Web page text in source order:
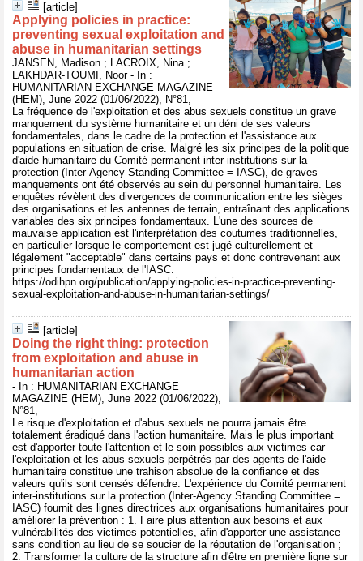
[article]
Applying policies in practice:
preventing sexual exploitation and
abuse in humanitarian settings
JANSEN, Madison ; LACROIX, Nina ;
LAKHDAR-TOUMI, Noor - In :
HUMANITARIAN EXCHANGE MAGAZINE
(HEM), June 2022 (01/06/2022), N°81,
La fréquence de l'exploitation et des abus sexuels constitue un grave
manquement du système humanitaire et un déni de ses valeurs
fondamentales, dans le cadre de la protection et l'assistance aux
populations en situation de crise. Malgré les six principes de la politique
d'aide humanitaire du Comité permanent inter-institutions sur la
protection (Inter-Agency Standing Committee = IASC), de graves
manquements ont été observés au sein du personnel humanitaire. Les
enquêtes révèlent des divergences de communication entre les sièges
des organisations et les antennes de terrain, entraînant des applications
variables des six principes fondamentaux. L'une des sources de
mauvaise application est l'interprétation des coutumes traditionnelles,
en particulier lorsque le comportement est jugé culturellement et
légalement "acceptable" dans certains pays et donc contrevenant aux
principes fondamentaux de l'IASC.
https://odihpn.org/publication/applying-policies-in-practice-preventing-
sexual-exploitation-and-abuse-in-humanitarian-settings/
[article]
Doing the right thing: protection
from exploitation and abuse in
humanitarian action
- In : HUMANITARIAN EXCHANGE
MAGAZINE (HEM), June 2022 (01/06/2022),
N°81,
Le risque d'exploitation et d'abus sexuels ne pourra jamais être
totalement éradiqué dans l'action humanitaire. Mais le plus important
est d'apporter toute l'attention et le soin possibles aux victimes car
l'exploitation et les abus sexuels perpétrés par des agents de l'aide
humanitaire constitue une trahison absolue de la confiance et des
valeurs qu'ils sont censés défendre. L'expérience du Comité permanent
inter-institutions sur la protection (Inter-Agency Standing Committee =
IASC) fournit des lignes directrices aux organisations humanitaires pour
améliorer la prévention : 1. Faire plus attention aux besoins et aux
vulnérabilités des victimes potentielles, afin d'apporter une assistance
sans condition au lieu de se soucier de la réputation de l'organisation ;
2. Transformer la culture de la structure afin d'être en première ligne sur